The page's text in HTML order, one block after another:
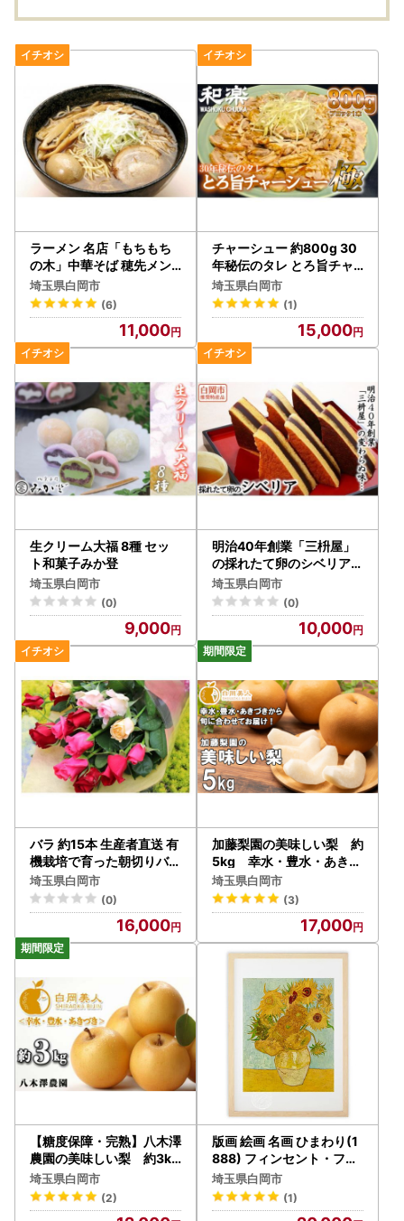
ラーメン 名店「もちもち
の木」中華そば 穂先メン
マ 4食分
埼玉県白岡市
(6)
11,000
チャーシュー 約800g 30
年秘伝のタレ とろ旨チャ
ーシュー極
埼玉県白岡市
(1)
15,000
生クリーム大福 8種 セッ
ト和菓子みか登
埼玉県白岡市
(0)
9,000
明治40年創業「三枡屋」
の採れたて卵のシベリア
白岡市推奨特産品
埼玉県白岡市
(0)
10,000
バラ 約15本 生産者直送 有
機栽培で育った朝切りバラ
の花束
埼玉県白岡市
(0)
16,000
加藤梨園の美味しい梨 約
5kg 幸水・豊水・あきづ
き
埼玉県白岡市
(3)
17,000
【糖度保障・完熟】八木澤
農園の美味しい梨 約3kg
幸水・豊水・あきづき
埼玉県白岡市
(2)
版画 絵画 名画 ひまわり(1
888) フィンセント・ファ
ン・ゴッホ S
埼玉県白岡市
(1)